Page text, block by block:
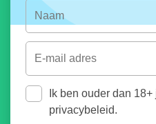
Ik ben ouder dan
privacybeleid.